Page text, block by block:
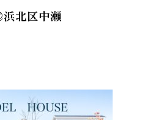
浜北区中瀬